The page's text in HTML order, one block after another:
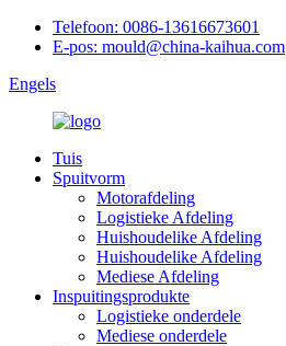
Telefoon: 0086-13616673601
E-pos: mould@china-kaihua.com
Engels
Tuis
Spuitvorm
Motorafdeling
Logistieke Afdeling
Huishoudelike Afdeling
Huishoudelike Afdeling
Mediese Afdeling
Inspuitingsprodukte
Logistieke onderdele
Mediese onderdele